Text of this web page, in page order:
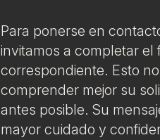
Para ponerse en
invitamos a completar el
correspondiente. Esto
comprender mejor su
antes posible. Su
mayor cuidado y